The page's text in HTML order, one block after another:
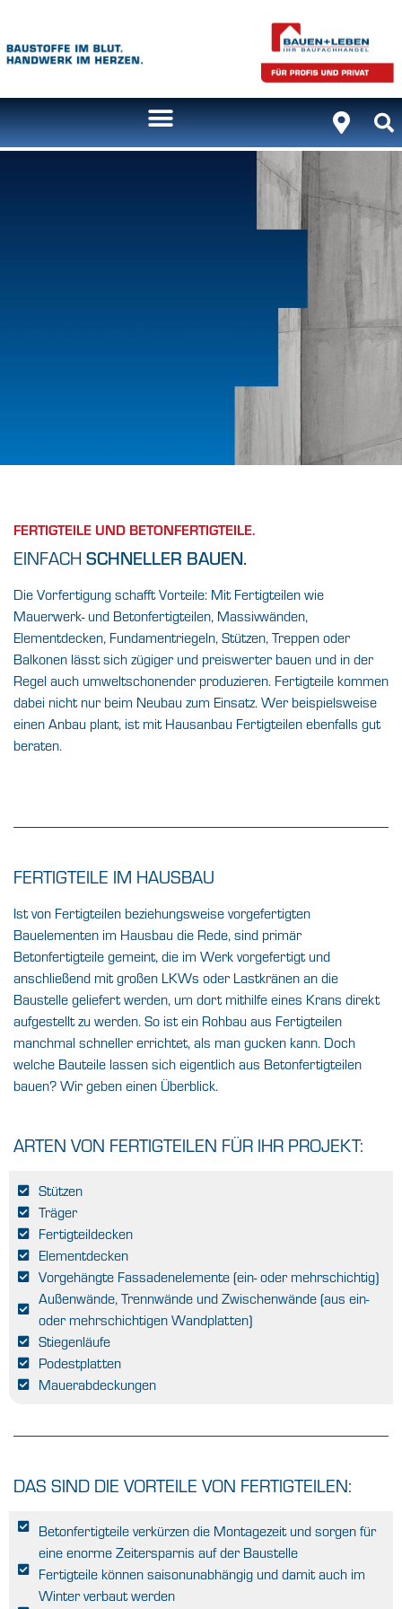
Dinge. Deshalb machen
Vorfertigung.
FINDEN SIE IHREN BAUFACHHANDEL VOR
ORT
FERTIGTEILE UND BETONFERTIGTEILE.
EINFACH SCHNELLER BAUEN.
Die Vorfertigung schafft Vorteile: Mit Fertigteilen wie
Mauerwerk- und Betonfertigteilen, Massivwänden,
Elementdecken, Fundamentriegeln, Stützen, Treppen oder
Balkonen lässt sich zügiger und preiswerter bauen und in der
Regel auch umweltschonender produzieren. Fertigteile kommen
dabei nicht nur beim Neubau zum Einsatz. Wer beispielsweise
einen Anbau plant, ist mit Hausanbau Fertigteilen ebenfalls gut
beraten.
FERTIGTEILE IM HAUSBAU
Ist von Fertigteilen beziehungsweise vorgefertigten
Bauelementen im Hausbau die Rede, sind primär
Betonfertigteile gemeint, die im Werk vorgefertigt und
anschließend mit großen LKWs oder Lastkränen an die
Baustelle geliefert werden, um dort mithilfe eines Krans direkt
aufgestellt zu werden. So ist ein Rohbau aus Fertigteilen
manchmal schneller errichtet, als man gucken kann. Doch
welche Bauteile lassen sich eigentlich aus Betonfertigteilen
bauen? Wir geben einen Überblick.
ARTEN VON FERTIGTEILEN FÜR IHR PROJEKT:
Stützen
Träger
Fertigteildecken
Elementdecken
Vorgehängte Fassadenelemente (ein- oder mehrschichtig)
Außenwände, Trennwände und Zwischenwände (aus ein-
oder mehrschichtigen Wandplatten)
Stiegenläufe
Podestplatten
Mauerabdeckungen
DAS SIND DIE VORTEILE VON FERTIGTEILEN:
Betonfertigteile verkürzen die Montagezeit und sorgen für
eine enorme Zeitersparnis auf der Baustelle
Fertigteile können saisonunabhängig und damit auch im
Winter verbaut werden